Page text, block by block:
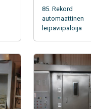
85. Rekord
automaattinen
leipäviipaloija